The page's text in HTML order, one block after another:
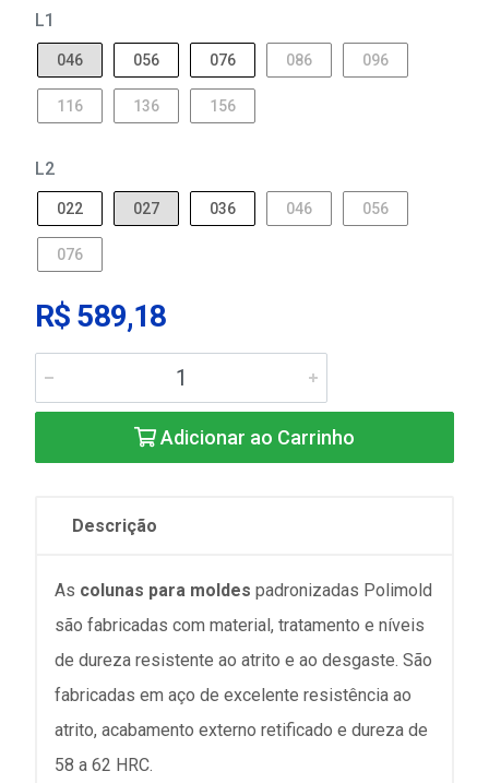
L1
046 056 076 086 096
116 136 156
L2
022 027 036 046 056
076
R$ 589,18
Adicionar ao Carrinho
Descrição
As colunas para moldes padronizadas Polimold
são fabricadas com material, tratamento e níveis
de dureza resistente ao atrito e ao desgaste. São
fabricadas em aço de excelente resistência ao
atrito, acabamento externo retificado e dureza de
58 a 62 HRC.